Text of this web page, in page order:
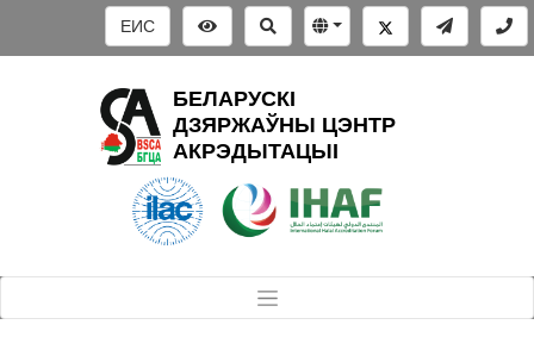
ЕИС
БЕЛАРУСКІ
ДЗЯРЖАЎНЫ ЦЭНТР
АКРЭДЫТАЦЫІ